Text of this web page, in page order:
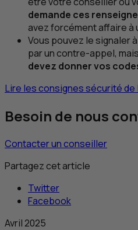
demande ces
avez forcément affaire à
Vous pouvez le signaler
par un contre-appel, mais
devez donner vos
Lire les consignes sécurité de
Besoin de nous
Contacter un conseiller
Partagez cet article
Twitter
Facebook
Avril 2025